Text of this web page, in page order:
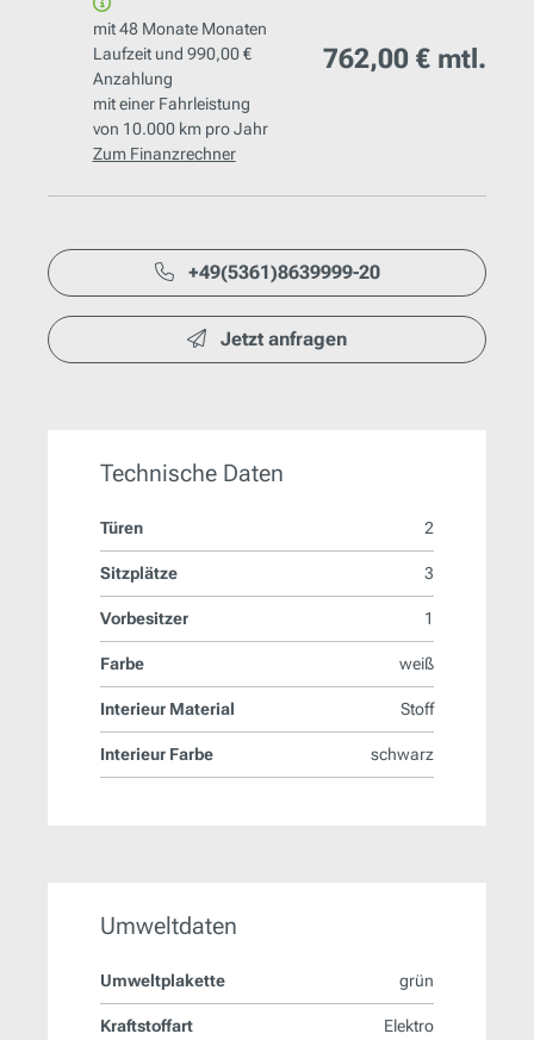
mit48 MonateMonaten
Laufzeit und 990,00 €
Anzahlung
mit einer Fahrleistung
von 10.000 km pro Jahr
Zum Finanzrechner
762,00 € mtl.
+49(5361)8639999-20
Jetzt anfragen
Technische Daten
Türen 2
Sitzplätze 3
Vorbesitzer 1
Farbe weiß
Interieur Material Stoff
Interieur Farbe schwarz
Umweltdaten
Umweltplakette grün
Kraftstoffart Elektro